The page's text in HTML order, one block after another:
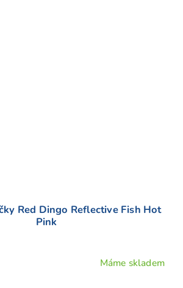
Red Dingo Reflective Fish Hot
Pink
Máme skladem